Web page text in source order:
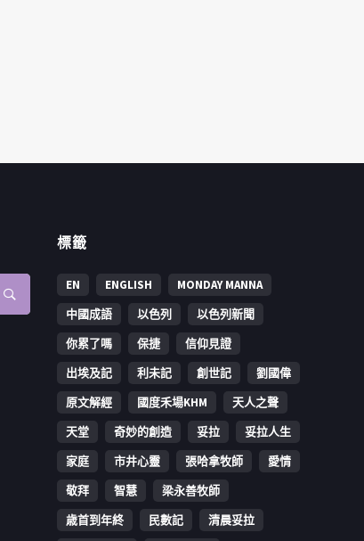
標籤
EN ENGLISH
MONDAY MANNA
中國成語
以色列
以色列新聞
你累了嗎
保捷
信仰見證
出埃及記
利未記 創世記
劉國偉
原文解經
國度禾場KHM
天人之聲
天堂
奇妙的創造 妥拉
妥拉人生
家庭
市井心靈 張哈拿牧師
愛情
敬拜
智慧
梁永善牧師
歳首到年終
民數記 清晨妥拉